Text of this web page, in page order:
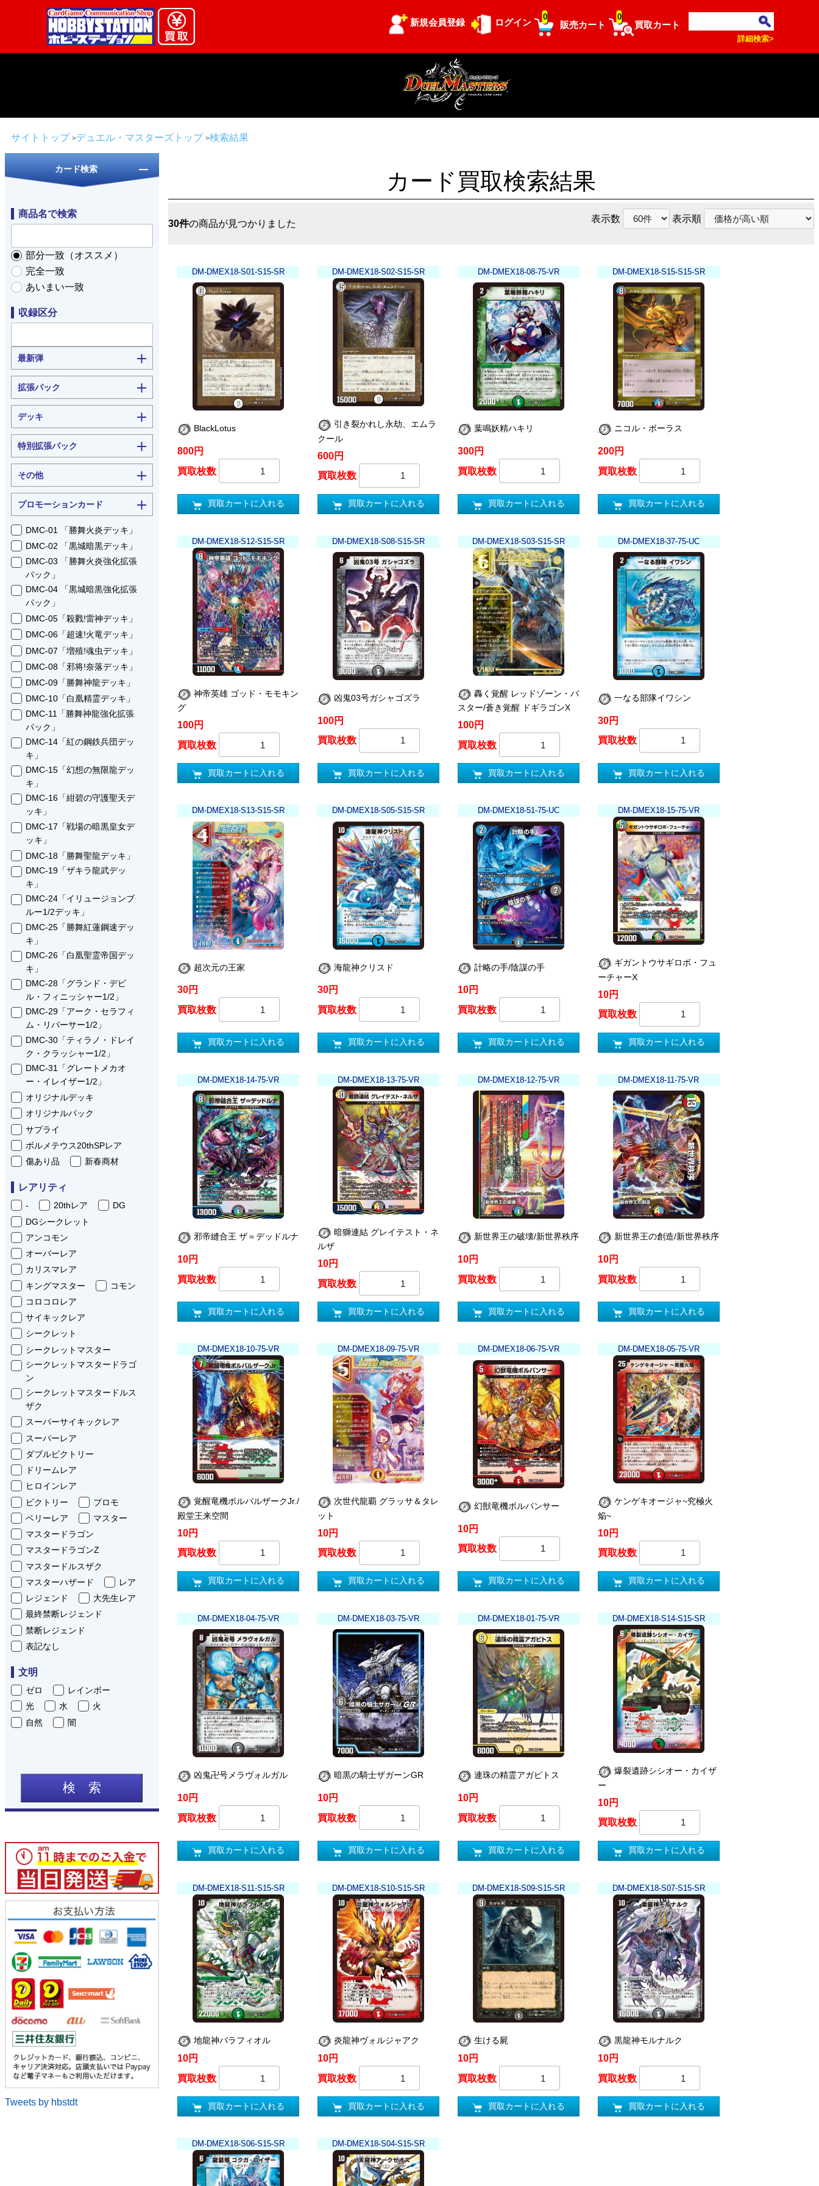
新規会員登録 ログイン 販売カート
0
買取カート
0
詳細検索>
サイトトップ デュエル・マスターズトップ 検索結果
カード検索
商品名で検索
部分一致（オススメ）
完全一致
あいまい一致
収録区分
最新弾
拡張パック
デッキ
特別拡張パック
その他
プロモーションカード
DMC-01 「勝舞火炎デッキ」
DMC-02 「黒城暗黒デッキ」
DMC-03 「勝舞火炎強化拡張
パック」
DMC-04 「黒城暗黒強化拡張
パック」
DMC-05「殺戮!雷神デッキ」
DMC-06「超速!火竜デッキ」
DMC-07「増殖!魂虫デッキ」
DMC-08「邪将!奈落デッキ」
DMC-09「勝舞神龍デッキ」
DMC-10「白凰精霊デッキ」
DMC-11「勝舞神龍強化拡張
パック」
DMC-14「紅の鋼鉄兵団デッ
キ」
DMC-15「幻想の無限龍デッ
キ」
DMC-16「紺碧の守護聖天デ
ッキ」
DMC-17「戦場の暗黒皇女デ
ッキ」
DMC-18「勝舞聖龍デッキ」
DMC-19「ザキラ龍武デッ
キ」
DMC-24「イリュージョンブ
ルー1/2デッキ」
DMC-25「勝舞紅蓮鋼速デッ
キ」
DMC-26「白凰聖霊帝国デッ
キ」
DMC-28「グランド・デビ
ル・フィニッシャー1/2」
DMC-29「アーク・セラフィ
ム・リバーサー1/2」
DMC-30「ティラノ・ドレイ
ク・クラッシャー1/2」
DMC-31「グレートメカオ
ー・イレイザー1/2」
オリジナルデッキ
オリジナルパック
サプライ
ボルメテウス20thSPレア
傷あり品
新春商材
レアリティ
- 20thレア
DG
DGシークレット
アンコモン
オーバーレア
カリスマレア
キングマスター
コモン
コロコロレア
サイキックレア
シークレット
シークレットマスター
シークレットマスタードラゴ
ン
シークレットマスタードルス
ザク
スーパーサイキックレア
スーパーレア
ダブルビクトリー
ドリームレア
ヒロインレア
ビクトリー
プロモ
ベリーレア
マスター
マスタードラゴン
マスタードラゴンZ
マスタードルスザク
マスターハザード
レア
レジェンド
大先生レア
最終禁断レジェンド
禁断レジェンド
表記なし
文明
ゼロ
レインボー
光
水
火
自然
闇
検 索
Tweets by hbstdt
カード買取検索結果
30件の商品が見つかりました 表示数 表示順
DM-DMEX18-S01-S15-SR
BlackLotus
800円
買取枚数
買取カートに入れる
DM-DMEX18-S02-S15-SR
引き裂かれし永劫、エムラ
クール
600円
買取枚数
買取カートに入れる
DM-DMEX18-08-75-VR
葉鳴妖精ハキリ
300円
買取枚数
買取カートに入れる
DM-DMEX18-S15-S15-SR
ニコル・ボーラス
200円
買取枚数
買取カートに入れる
DM-DMEX18-S12-S15-SR
神帝英雄 ゴッド・モモキン
グ
100円
買取枚数
買取カートに入れる
DM-DMEX18-S08-S15-SR
凶鬼03号ガシャゴズラ
100円
買取枚数
買取カートに入れる
DM-DMEX18-S03-S15-SR
轟く覚醒 レッドゾーン・バ
スター/蒼き覚醒 ドギラゴンX
100円
買取枚数
買取カートに入れる
DM-DMEX18-37-75-UC
一なる部隊イワシン
30円
買取枚数
買取カートに入れる
DM-DMEX18-S13-S15-SR
超次元の王家
30円
買取枚数
買取カートに入れる
DM-DMEX18-S05-S15-SR
海龍神クリスド
30円
買取枚数
買取カートに入れる
DM-DMEX18-51-75-UC
計略の手/陰謀の手
10円
買取枚数
買取カートに入れる
DM-DMEX18-15-75-VR
ギガントウサギロボ・フュ
ーチャーX
10円
買取枚数
買取カートに入れる
DM-DMEX18-14-75-VR
邪帝縫合王 ザ＝デッドルナ
10円
買取枚数
買取カートに入れる
DM-DMEX18-13-75-VR
暗獅連結 グレイテスト・ネ
ルザ
10円
買取枚数
買取カートに入れる
DM-DMEX18-12-75-VR
新世界王の破壊/新世界秩序
10円
買取枚数
買取カートに入れる
DM-DMEX18-11-75-VR
新世界王の創造/新世界秩序
10円
買取枚数
買取カートに入れる
DM-DMEX18-10-75-VR
覚醒竜機ボルバルザークJr./
殿堂王来空間
10円
買取枚数
買取カートに入れる
DM-DMEX18-09-75-VR
次世代龍覇 グラッサ＆タレ
ット
10円
買取枚数
買取カートに入れる
DM-DMEX18-06-75-VR
幻獣竜機ボルパンサー
10円
買取枚数
買取カートに入れる
DM-DMEX18-05-75-VR
ケンゲキオージャ~究極火
焔~
10円
買取枚数
買取カートに入れる
DM-DMEX18-04-75-VR
凶鬼卍号メラヴォルガル
10円
買取枚数
買取カートに入れる
DM-DMEX18-03-75-VR
暗黒の騎士ザガーンGR
10円
買取枚数
買取カートに入れる
DM-DMEX18-01-75-VR
連珠の精霊アガピトス
10円
買取枚数
買取カートに入れる
DM-DMEX18-S14-S15-SR
爆裂遺跡シシオー・カイザ
ー
10円
買取枚数
買取カートに入れる
DM-DMEX18-S11-S15-SR
地龍神バラフィオル
10円
買取枚数
買取カートに入れる
DM-DMEX18-S10-S15-SR
炎龍神ヴォルジャアク
10円
買取枚数
買取カートに入れる
DM-DMEX18-S09-S15-SR
生ける屍
10円
買取枚数
買取カートに入れる
DM-DMEX18-S07-S15-SR
黒龍神モルナルク
10円
買取枚数
買取カートに入れる
DM-DMEX18-S06-S15-SR DM-DMEX18-S04-S15-SR